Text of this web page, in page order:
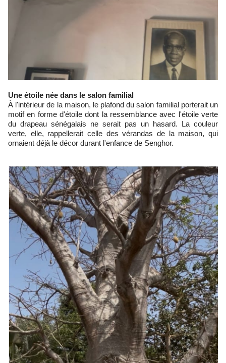
Une étoile née dans le salon familial
À l'intérieur de la maison, le plafond du salon familial porterait un
motif en forme d'étoile dont la ressemblance avec l'étoile verte
du drapeau sénégalais ne serait pas un hasard. La couleur
verte, elle, rappellerait celle des vérandas de la maison, qui
ornaient déjà le décor durant l'enfance de Senghor.